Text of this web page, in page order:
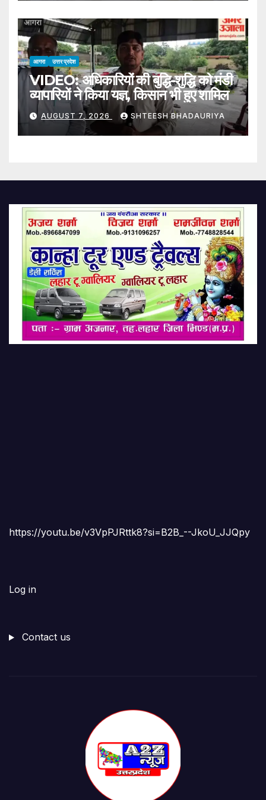
Following Ram Mandir
Donation Theft Controversy
आगरा उत्तर प्रदेश
VIDEO: अधिकारियों की बुद्धि-शुद्धि को मंडी
व्यापारियों ने किया यज्ञ, किसान भी हुए शामिल
AUGUST 7, 2026 SHTEESH BHADAURIYA
https://youtu.be/v3VpPJRttk8?si=B2B_--JkoU_JJQpy
Log in
Contact us